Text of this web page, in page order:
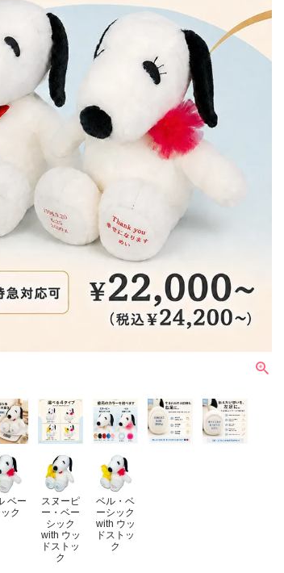
ベー
ク
スヌーピ
ー・ベー
シック
with ウッ
ドストッ
ク
ベル・ベ
ーシック
with ウッ
ドストッ
ク